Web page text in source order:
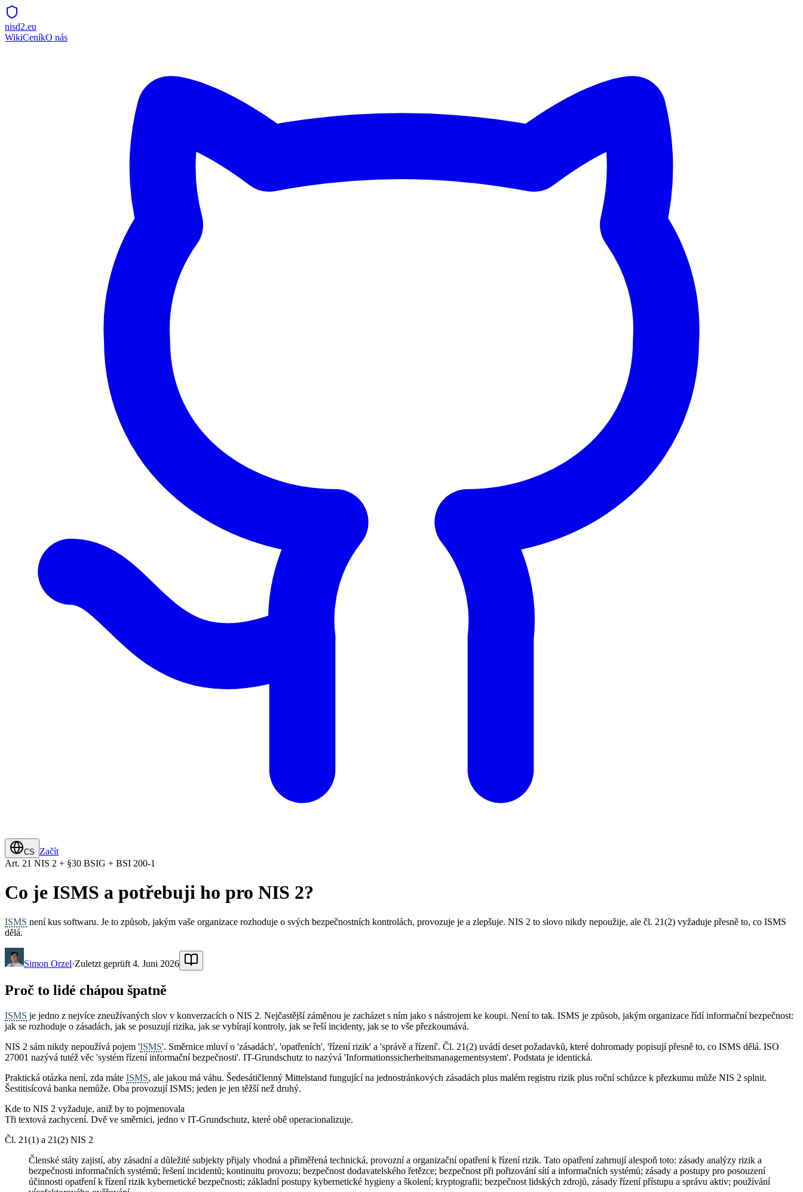
nisd2.eu
WikiCeníkO nás
CS
Začít
Art. 21 NIS 2 + §30 BSIG + BSI 200-1
Co je ISMS a potřebuji ho pro NIS 2?
ISMS není kus softwaru. Je to způsob, jakým vaše organizace rozhoduje o svých bezpečnostních kontrolách, provozuje je a zlepšuje. NIS 2 to slovo nikdy nepoužije, ale čl. 21(2) vyžaduje přesně to, co ISMS
dělá.
Simon Orzel·Zuletzt geprüft 4. Juni 2026
Proč to lidé chápou špatně
ISMS je jedno z nejvíce zneužívaných slov v konverzacích o NIS 2. Nejčastější záměnou je zacházet s ním jako s nástrojem ke koupi. Není to tak. ISMS je způsob, jakým organizace řídí informační bezpečnost:
jak se rozhoduje o zásadách, jak se posuzují rizika, jak se vybírají kontroly, jak se řeší incidenty, jak se to vše přezkoumává.
NIS 2 sám nikdy nepoužívá pojem 'ISMS'. Směrnice mluví o 'zásadách', 'opatřeních', 'řízení rizik' a 'správě a řízení'. Čl. 21(2) uvádí deset požadavků, které dohromady popisují přesně to, co ISMS dělá. ISO
27001 nazývá tutéž věc 'systém řízení informační bezpečnosti'. IT-Grundschutz to nazývá 'Informationssicherheitsmanagementsystem'. Podstata je identická.
Praktická otázka není, zda máte ISMS, ale jakou má váhu. Šedesátičlenný Mittelstand fungující na jednostránkových zásadách plus malém registru rizik plus roční schůzce k přezkumu může NIS 2 splnit.
Šestitisícová banka nemůže. Oba provozují ISMS; jeden je jen těžší než druhý.
Kde to NIS 2 vyžaduje, aniž by to pojmenovala
Tři textová zachycení. Dvě ve směrnici, jedno v IT-Grundschutz, které obě operacionalizuje.
Čl. 21(1) a 21(2) NIS 2
Členské státy zajistí, aby zásadní a důležité subjekty přijaly vhodná a přiměřená technická, provozní a organizační opatření k řízení rizik. Tato opatření zahrnují alespoň toto: zásady analýzy rizik a
bezpečnosti informačních systémů; řešení incidentů; kontinuitu provozu; bezpečnost dodavatelského řetězce; bezpečnost při pořizování sítí a informačních systémů; zásady a postupy pro posouzení
účinnosti opatření k řízení rizik kybernetické bezpečnosti; základní postupy kybernetické hygieny a školení; kryptografii; bezpečnost lidských zdrojů, zásady řízení přístupu a správu aktiv; používání